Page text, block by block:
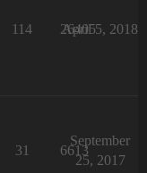
114 26405
April 5, 2018
31 6613
September
25, 2017